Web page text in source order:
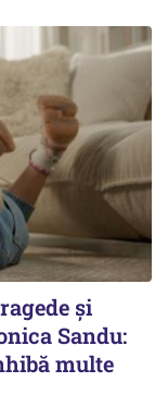
și
Sandu:
multe